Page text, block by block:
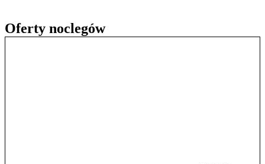
Oferty noclegów